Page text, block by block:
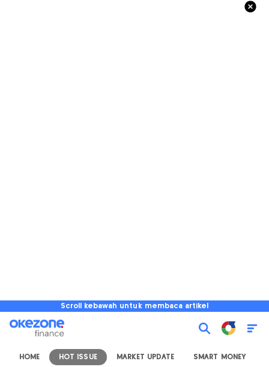
Scroll kebawah untuk membaca artikel
HOME HOT ISSUE MARKET UPDATE SMART MONEY